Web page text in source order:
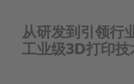
从研发到引领行
工业级3D打印技